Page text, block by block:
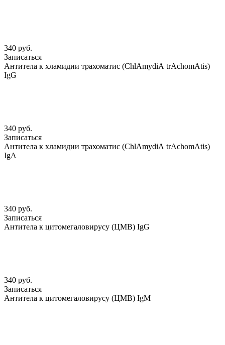
340 руб.
Записаться
Антитела к хламидии трахоматис (ChlАmydiА trАchomАtis)
IgG
340 руб.
Записаться
Антитела к хламидии трахоматис (ChlАmydiА trАchomАtis)
IgА
340 руб.
Записаться
Антитела к цитомегаловирусу (ЦМВ) IgG
340 руб.
Записаться
Антитела к цитомегаловирусу (ЦМВ) IgМ